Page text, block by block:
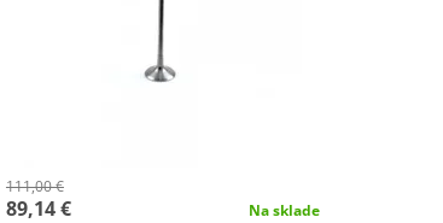
111,00 €
89,14 € Na sklade